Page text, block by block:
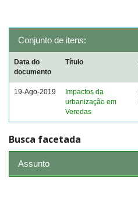
Conjunto de itens:
Data do
documento
Título
19-Ago-2019
Impactos da
urbanização em
Veredas
Busca facetada
Assunto